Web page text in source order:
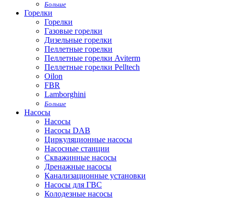
Больше
Горелки
Горелки
Газовые горелки
Дизельные горелки
Пеллетные горелки
Пеллетные горелки Aviterm
Пеллетные горелки Pelltech
Oilon
FBR
Lamborghini
Больше
Насосы
Насосы
Насосы DAB
Циркуляционные насосы
Насосные станции
Скважинные насосы
Дренажные насосы
Канализационные установки
Насосы для ГВС
Колодезные насосы